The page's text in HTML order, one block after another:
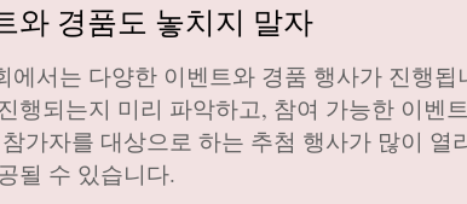
와 경품도 놓치지 말자
에서는 다양한 이벤트와 경품 행사가 진행
행되는지 미리 파악하고, 참여 가능한 이벤
가자를 대상으로 하는 추첨 행사가 많이
될 수 있습니다.